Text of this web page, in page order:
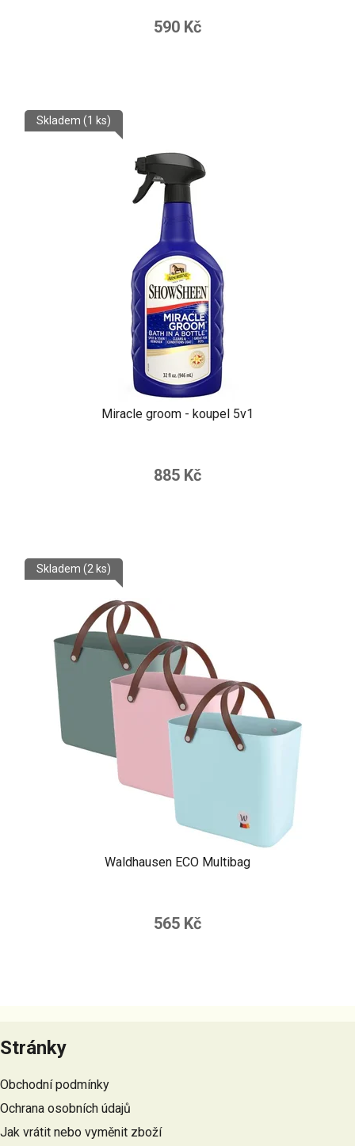
590 Kč
Miracle groom - koupel 5v1
Skladem (1 ks)
885 Kč
Waldhausen ECO Multibag
Skladem (2 ks)
565 Kč
á
p
a
í
Stránky
Obchodní podmínky
Ochrana osobních údajů
Jak vrátit nebo vyměnit zboží